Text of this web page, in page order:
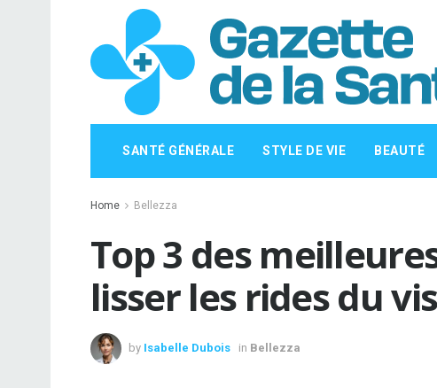
SANTÉ GÉNÉRALE STYLE DE VIE BEAUTÉ
Home Bellezza
Top 3 des
lisser les rides du
by Isabelle Dubois in Bellezza